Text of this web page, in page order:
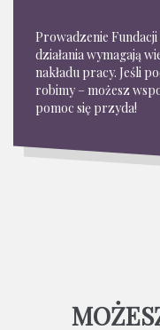
Prowadzenie
działania wymagają
nakładu pracy. Jeśli
robimy – możesz
pomoc się przyda!